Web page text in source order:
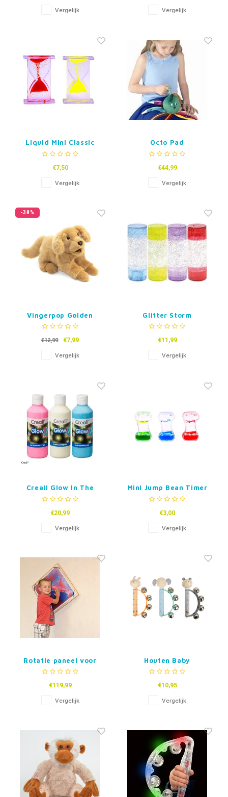
Vergelijk Vergelijk
Liquid Mini Classic
Timers – Set van 2
€7,50
Vergelijk
Octo Pad
€44,99
Vergelijk
-38%
Vingerpop Golden
Retriever
€12,99 €7,99
Vergelijk
Glitter Storm
€11,99
Vergelijk
Creall Glow In The
Dark Verf
€20,99
Vergelijk
Mini Jump Bean Timer
€3,00
Vergelijk
Rotatie paneel voor
sensorische vloertegel
€119,99
Vergelijk
Houten Baby
Tamboerijn -Dieren
€10,95
Vergelijk